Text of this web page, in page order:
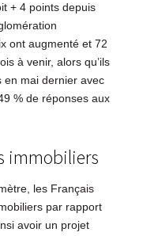
+ 4 points depuis
ont augmenté et 72
à venir, alors qu’ils
en mai dernier avec
% de réponses aux
immobiliers
les Français
par rapport
avoir un projet